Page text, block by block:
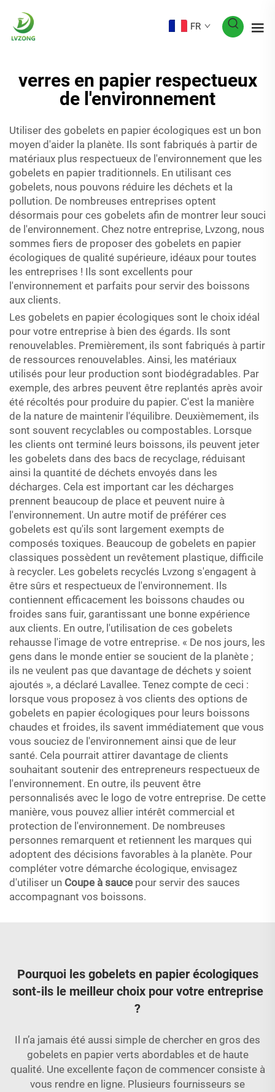
FR
verres en papier respectueux
de l'environnement
Utiliser des gobelets en papier écologiques est un bon
moyen d'aider la planète. Ils sont fabriqués à partir de
matériaux plus respectueux de l'environnement que les
gobelets en papier traditionnels. En utilisant ces
gobelets, nous pouvons réduire les déchets et la
pollution. De nombreuses entreprises optent
désormais pour ces gobelets afin de montrer leur souci
de l'environnement. Chez notre entreprise, Lvzong, nous
sommes fiers de proposer des gobelets en papier
écologiques de qualité supérieure, idéaux pour toutes
les entreprises ! Ils sont excellents pour
l'environnement et parfaits pour servir des boissons
aux clients.
Les gobelets en papier écologiques sont le choix idéal
pour votre entreprise à bien des égards. Ils sont
renouvelables. Premièrement, ils sont fabriqués à partir
de ressources renouvelables. Ainsi, les matériaux
utilisés pour leur production sont biodégradables. Par
exemple, des arbres peuvent être replantés après avoir
été récoltés pour produire du papier. C'est la manière
de la nature de maintenir l'équilibre. Deuxièmement, ils
sont souvent recyclables ou compostables. Lorsque
les clients ont terminé leurs boissons, ils peuvent jeter
les gobelets dans des bacs de recyclage, réduisant
ainsi la quantité de déchets envoyés dans les
décharges. Cela est important car les décharges
prennent beaucoup de place et peuvent nuire à
l'environnement. Un autre motif de préférer ces
gobelets est qu'ils sont largement exempts de
composés toxiques. Beaucoup de gobelets en papier
classiques possèdent un revêtement plastique, difficile
à recycler. Les gobelets recyclés Lvzong s'engagent à
être sûrs et respectueux de l'environnement. Ils
contiennent efficacement les boissons chaudes ou
froides sans fuir, garantissant une bonne expérience
aux clients. En outre, l'utilisation de ces gobelets
rehausse l'image de votre entreprise. « De nos jours, les
gens dans le monde entier se soucient de la planète ;
ils ne veulent pas que davantage de déchets y soient
ajoutés », a déclaré Lavallee. Tenez compte de ceci :
lorsque vous proposez à vos clients des options de
gobelets en papier écologiques pour leurs boissons
chaudes et froides, ils savent immédiatement que vous
vous souciez de l'environnement ainsi que de leur
santé. Cela pourrait attirer davantage de clients
souhaitant soutenir des entrepreneurs respectueux de
l'environnement. En outre, ils peuvent être
personnalisés avec le logo de votre entreprise. De cette
manière, vous pouvez allier intérêt commercial et
protection de l'environnement. De nombreuses
personnes remarquent et retiennent les marques qui
adoptent des décisions favorables à la planète. Pour
compléter votre démarche écologique, envisagez
d'utiliser un Coupe à sauce pour servir des sauces
accompagnant vos boissons.
Pourquoi les gobelets en papier écologiques
sont-ils le meilleur choix pour votre entreprise
?
Il n’a jamais été aussi simple de chercher en gros des
gobelets en papier verts abordables et de haute
qualité. Une excellente façon de commencer consiste à
vous rendre en ligne. Plusieurs fournisseurs se